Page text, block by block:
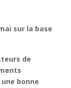
sur la base
de
bonne